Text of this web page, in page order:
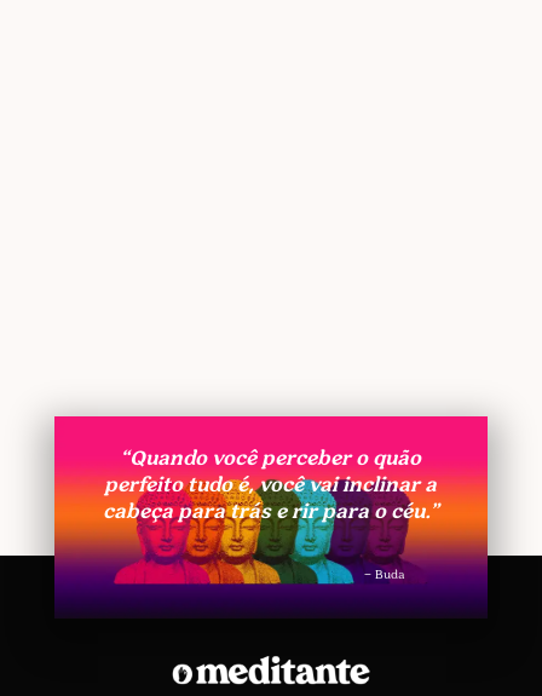
“Quando você perceber o quão
perfeito tudo é, você vai inclinar a
cabeça para trás e rir para o céu.”
– Buda